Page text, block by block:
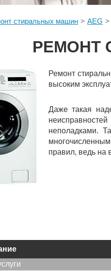
стиральных машин AEG
РЕМОНТ
Ремонт
высоким
Даже такая
неполадками.
правил, ведь на